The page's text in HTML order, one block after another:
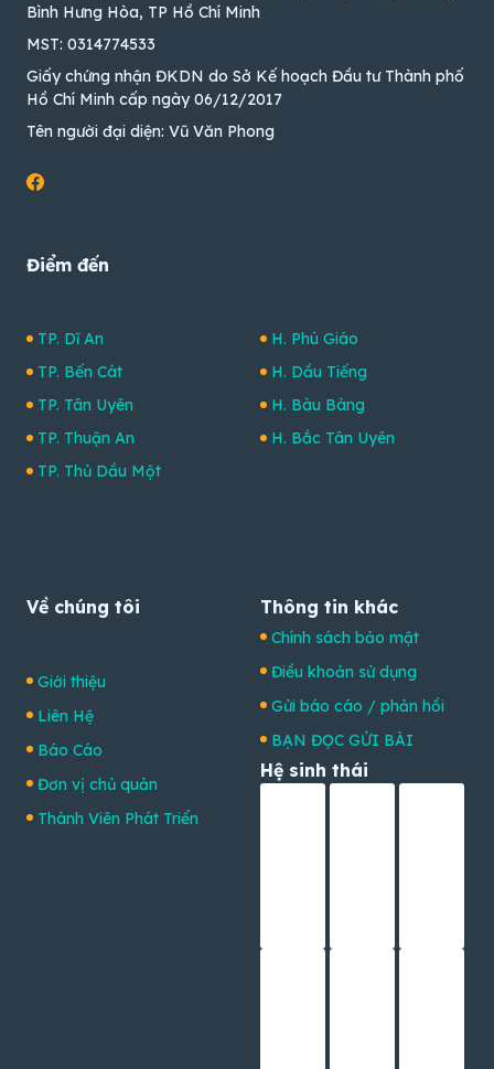
Bình Hưng Hòa, TP Hồ Chí Minh
MST: 0314774533
Giấy chứng nhận ĐKDN do Sở Kế hoạch Đầu tư Thành phố
Hồ Chí Minh cấp ngày 06/12/2017
Tên người đại diện: Vũ Văn Phong
Điểm đến
TP. Dĩ An
TP. Bến Cát
TP. Tân Uyên
TP. Thuận An
TP. Thủ Dầu Một
H. Phú Giáo
H. Dầu Tiếng
H. Bàu Bàng
H. Bắc Tân Uyên
Về chúng tôi
Giới thiệu
Liên Hệ
Báo Cáo
Đơn vị chủ quản
Thành Viên Phát Triển
Thông tin khác
Chính sách bảo mật
Điều khoản sử dụng
Gửi báo cáo / phản hồi
BẠN ĐỌC GỬI BÀI
Hệ sinh thái